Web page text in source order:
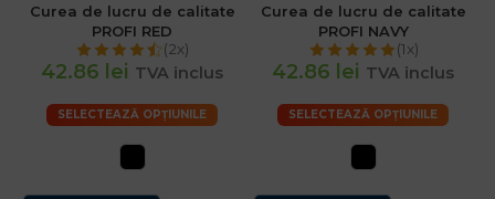
Curea de lucru de calitate
PROFI RED
(2x)
42.86 lei TVA inclus
SELECTEAZĂ OPȚIUNILE
Curea de lucru de calitate
PROFI NAVY
(1x)
42.86 lei TVA inclus
SELECTEAZĂ OPȚIUNILE